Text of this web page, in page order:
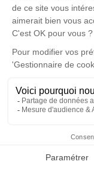
Faire-part
jeudi 28
Église de
31210